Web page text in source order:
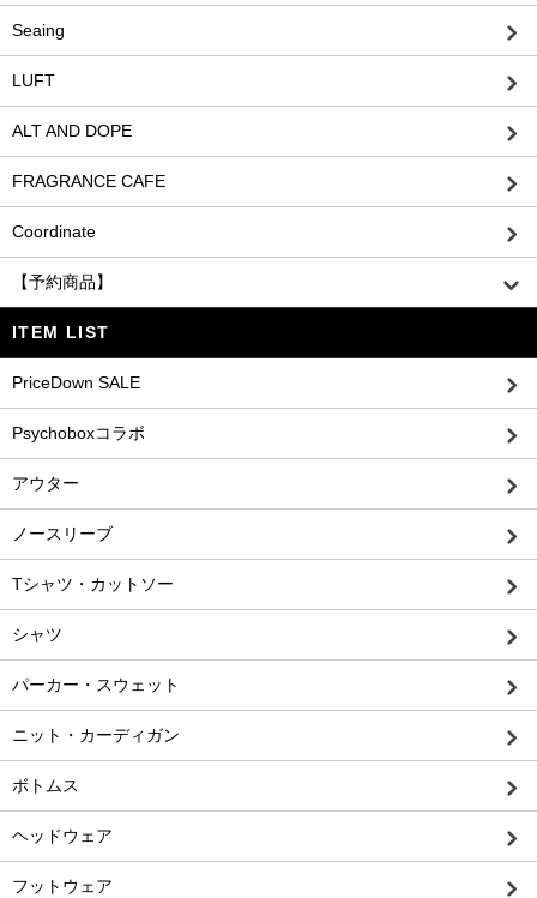
Seaing
LUFT
ALT AND DOPE
FRAGRANCE CAFE
Coordinate
【予約商品】
ITEM LIST
PriceDown SALE
Psychoboxコラボ
アウター
ノースリーブ
Tシャツ・カットソー
シャツ
パーカー・スウェット
ニット・カーディガン
ボトムス
ヘッドウェア
フットウェア